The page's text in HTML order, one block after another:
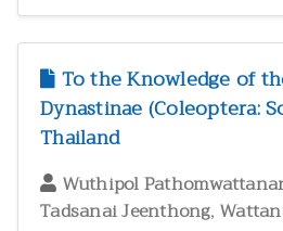
To the Knowledge of
Dynastinae (Coleoptera:
Thailand
Wuthipol
Tadsanai Jeenthong,